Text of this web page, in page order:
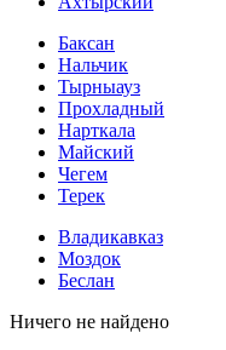
Баксан
Нальчик
Тырныауз
Прохладный
Нарткала
Майский
Чегем
Терек
Владикавказ
Моздок
Беслан
Ничего не найдено